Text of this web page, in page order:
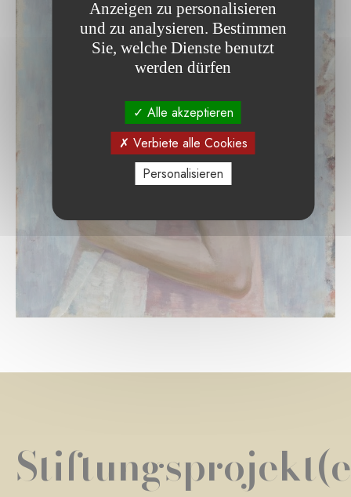
Anzeigen zu personalisieren
und zu analysieren. Bestimmen
Sie, welche Dienste benutzt
werden dürfen
Alle akzeptieren
Verbiete alle Cookies
Personalisieren